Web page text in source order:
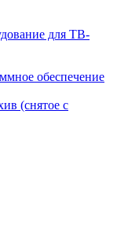
для ТВ-
обеспечение
(снятое с